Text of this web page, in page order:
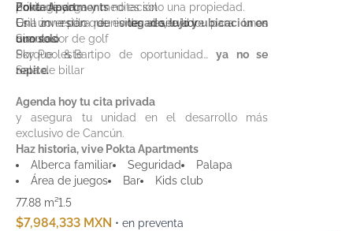
Zona de yoga y meditación
Grill zone para reuniones al aire libre
Simulador de golf
Sky Pool & Bar
Sala de billar
privilegiada
Una inversión que eslegado, lujo y ubicación en
uno solo
Pokta Apartmentsno es solo una propiedad.
Es un estilo de vida reservado para unos
cuantos.
Porque este tipo de oportunidad… ya no se
repite.
Agenda hoy tu cita privada
y asegura tu unidad en el desarrollo más
exclusivo de Cancún.
Haz historia, vive Pokta Apartments
Alberca familiar
Seguridad
Palapa
Área de juegos
Bar
Kids club
77.88 m²1.5
$7,984,333 MXN • en preventa